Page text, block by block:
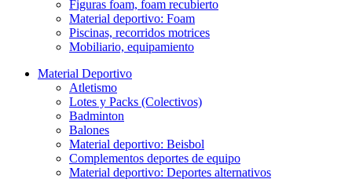
Figuras foam, foam recubierto
Material deportivo: Foam
Piscinas, recorridos motrices
Mobiliario, equipamiento
Material Deportivo
Atletismo
Lotes y Packs (Colectivos)
Badminton
Balones
Material deportivo: Beisbol
Complementos deportes de equipo
Material deportivo: Deportes alternativos